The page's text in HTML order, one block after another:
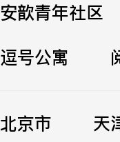
安歆青年社区
逗号公寓
北京市
天
立即提交